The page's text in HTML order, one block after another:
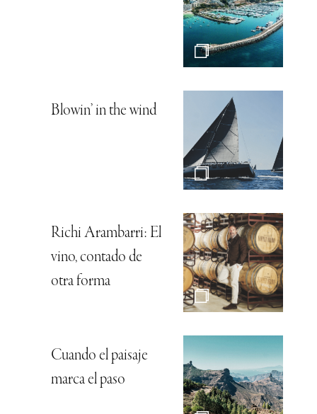
Blowin’ in the wind
Richi Arambarri: El
vino, contado de
otra forma
Cuando el paisaje
marca el paso